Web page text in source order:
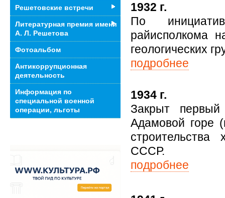
1932 г.
По
райисполкома
геологических
подробнее
1934 г.
Закрыт первый
Адамовой горе
СССР.
подробнее
Решетовские встречи
Литературная премия имени
А. Л. Решетова
Фотоальбом
Антикоррупционная
деятельность
Информация по
специальной военной
операции, льготы